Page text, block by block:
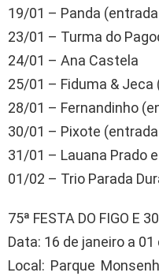
19/01 – Panda
23/01 – Turma do
24/01 – Ana Castela
25/01 – Fiduma &
28/01 – Fernandinho
30/01 – Pixote
31/01 – Lauana Prado
01/02 – Trio Parada
75ª FESTA DO FIGO E
Data: 16 de janeiro a
Local: Parque